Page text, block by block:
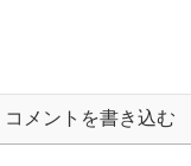
コメントを書き込む